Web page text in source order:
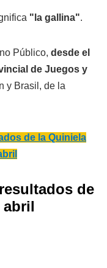
"la gallina".
Público, desde el
de Juegos y
y Brasil, de la
de la Quiniela
de
abril